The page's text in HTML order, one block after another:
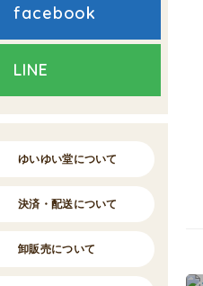
facebook
LINE
ゆいゆい堂について
決済・配送について
卸販売について